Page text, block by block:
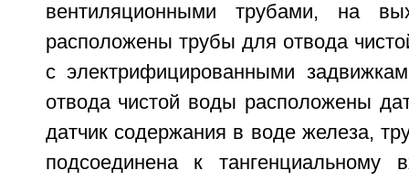
вентиляционными трубами, на
расположены трубы для отвода
с электрифицированными
отвода чистой воды расположены
датчик содержания в воде железа,
подсоединена к тангенциальному